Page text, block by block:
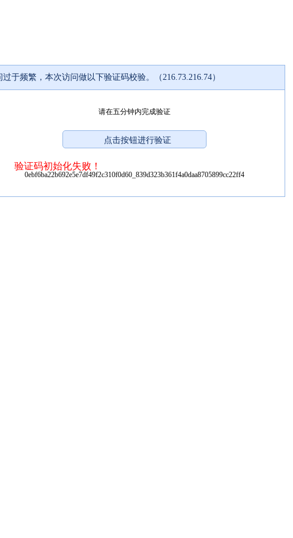
过于频繁，本次访问做以下验证码校验。（216.73.216.74）
请在五分钟内完成验证
验证码初始化失败！
0ebf6ba22b692e5e7df49f2c310f0d60_839d323b361f4a0daa8705899cc22ff4